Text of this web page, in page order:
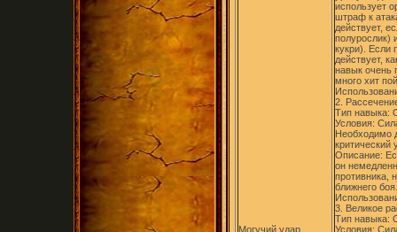
Могучий удар
использует
штраф к
действует,
полурослик)
кукри). Если
действует,
навык очень
много хит
2.
Тип навыка:
Условия:
Необходимо
критический
Описание:
он
противника,
ближнего боя.
3. Великое
Тип навыка:
Условия: